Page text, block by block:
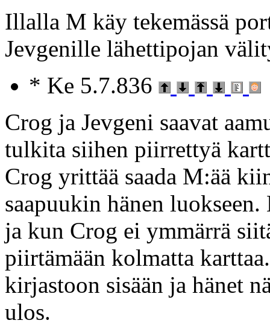
Illalla M käy tekemässä
Jevgenille lähettipojan
* Ke 5.7.836
Crog ja Jevgeni saavat
tulkita siihen piirrettyä
Crog yrittää saada M:ää
saapuukin hänen
ja kun Crog ei ymmärrä
piirtämään kolmatta
kirjastoon sisään ja hänet
ulos.